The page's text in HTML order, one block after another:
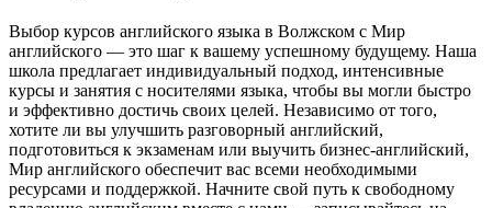
Выбор курсов английского языка в Волжском с Мир
английского — это шаг к вашему успешному будущему. Наша
школа предлагает индивидуальный подход, интенсивные
курсы и занятия с носителями языка, чтобы вы могли быстро
и эффективно достичь своих целей. Независимо от того,
хотите ли вы улучшить разговорный английский,
подготовиться к экзаменам или выучить бизнес-английский,
Мир английского обеспечит вас всеми необходимыми
ресурсами и поддержкой. Начните свой путь к свободному